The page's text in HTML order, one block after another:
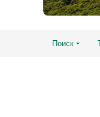
Поиск